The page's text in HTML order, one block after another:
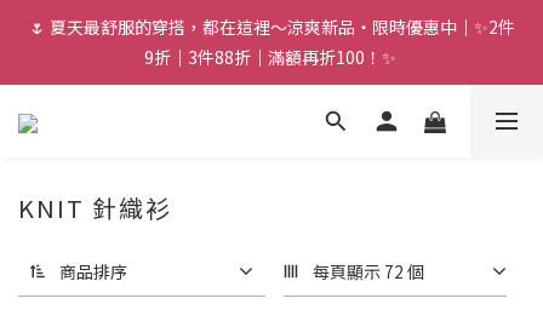
🌷 夏天最舒服的穿搭，都在這裡～涼爽新品・限時優惠中｜✨2件
9折｜3件88折｜滿額再折100！✨
KNIT 針織衫
商品排序 每頁顯示 72 個